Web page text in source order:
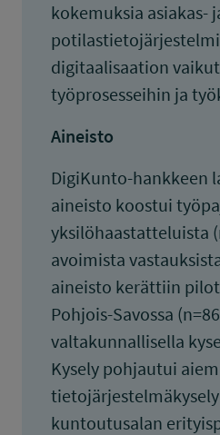
kokemuksia asiakas-
digitaalisaation
työprosesseihin ja
Aineisto
DigiKunto-hankkeen
aineisto koostui
yksilöhaastatteluista
avoimista
aineisto kerättiin
Pohjois-Savossa
valtakunnallisella
Kysely pohjautui
kuntoutusalan